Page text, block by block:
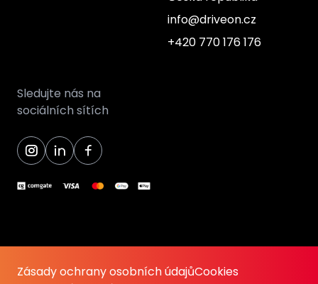
info@driveon.cz
+420 770 176 176
Sledujte nás na
sociálních sítích
Zásady ochrany osobních údajůCookies